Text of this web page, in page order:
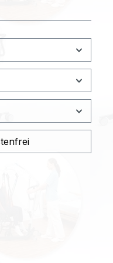
Versandkostenfrei